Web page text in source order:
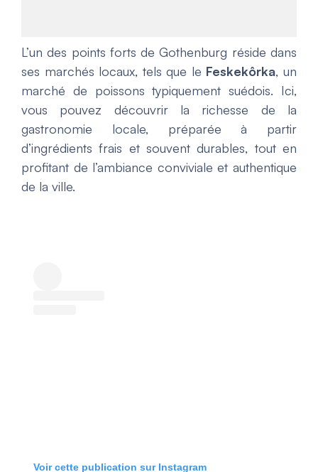
L’un des points forts de Gothenburg réside dans
ses marchés locaux, tels que le Feskekôrka, un
marché de poissons typiquement suédois. Ici,
vous pouvez découvrir la richesse de la
gastronomie locale, préparée à partir
d’ingrédients frais et souvent durables, tout en
profitant de l’ambiance conviviale et authentique
de la ville.
Voir cette publication sur Instagram